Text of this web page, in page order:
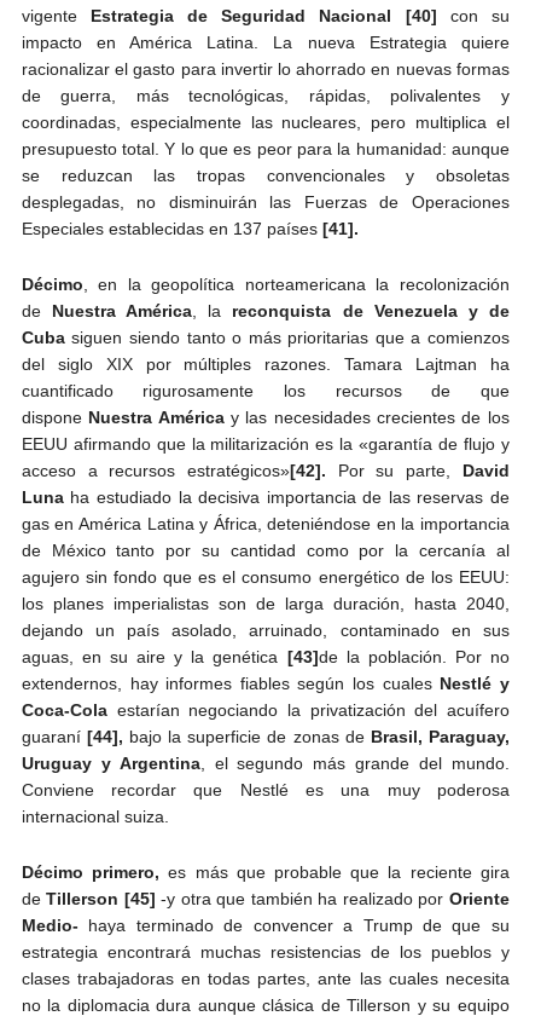
vigenteEstrategia de Seguridad Nacional [40] con su
impacto en América Latina. La nueva Estrategia quiere
racionalizar el gasto para invertir lo ahorrado en nuevas formas
de guerra, más tecnológicas, rápidas, polivalentes y
coordinadas, especialmente las nucleares, pero multiplica el
presupuesto total. Y lo que es peor para la humanidad: aunque
se reduzcan las tropas convencionales y obsoletas
desplegadas, no disminuirán las Fuerzas de Operaciones
Especiales establecidas en 137 países [41].
Décimo , en la geopolítica norteamericana la recolonización
de Nuestra América , la reconquista de Venezuela y de
Cubasiguen siendo tanto o más prioritarias que a comienzos
del siglo XIX por múltiples razones. Tamara Lajtman ha
cuantificado rigurosamente los recursos de que
dispone Nuestra Américay las necesidades crecientes de los
EEUU afirmando que la militarización es la «garantía de flujo y
acceso a recursos estratégicos»[42]. Por su parte,
David
Luna ha estudiado la decisiva importancia de las reservas de
gas en América Latina y África, deteniéndose en la importancia
de México tanto por su cantidad como por la cercanía al
agujero sin fondo que es el consumo energético de los EEUU:
los planes imperialistas son de larga duración, hasta 2040,
dejando un país asolado, arruinado, contaminado en sus
aguas, en su aire y la genética [43]de la población. Por no
extendernos, hay informes fiables según los cuales Nestlé y
Coca-Colaestarían negociando la privatización del acuífero
guaraní[44], bajo la superficie de zonas deBrasil, Paraguay,
Uruguay y Argentina, el segundo más grande del mundo.
Conviene recordar que Nestlé es una muy poderosa
internacional suiza.
Décimo primero, es más que probable que la reciente gira
deTillerson [45] -y otra que también ha realizado por Oriente
Medio-haya terminado de convencer a Trump de que su
estrategia encontrará muchas resistencias de los pueblos y
clases trabajadoras en todas partes, ante las cuales necesita
no la diplomacia dura aunque clásica de Tillerson y su equipo